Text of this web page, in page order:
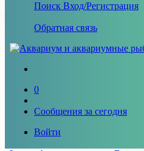
Поиск Вход/Регистрация
Обратная связь
0
Сообщения за сегодня
Войти